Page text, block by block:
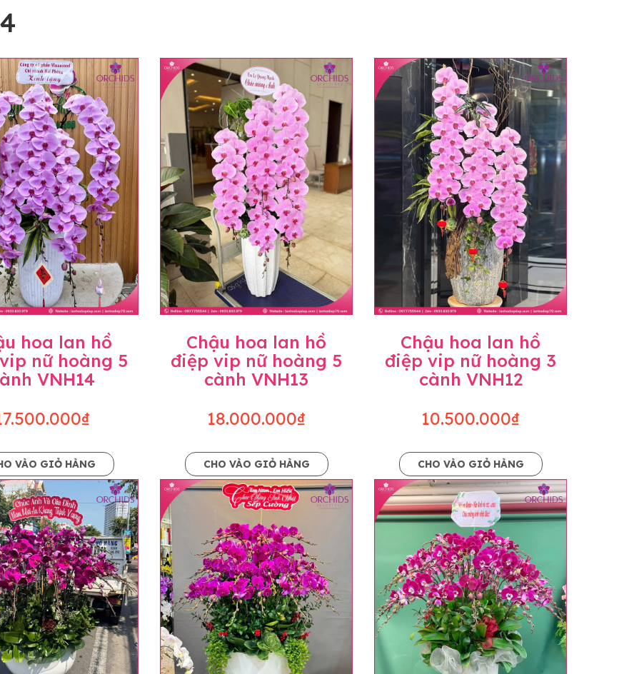
hoàn chỉnh sẽ được phối ghép từ nhiều cây hoa và tạo dáng hoàn toàn thủ công nên có thể sẽ
hình. Cây hoa lan còn phụ thuộc theo mùa và điều kiện khách quan, tùy vào thời điểm hoa nở
độ dầy hoa, thưa hoa và cách trang trí.
kết sản phẩm được thực hiện dựa trên mẫu đã chọn với mức độ giống mẫu khoảng 80-90%,
như phụ kiện trang trí chúng tôi sẽ chủ động liên lạc với khách hàng để thông báo và tư vấn
mức giá không thay đổi. Trường hợp không đủ thời gian hoặc không liên lạc được với người
hoa lan hồ
nữ hoàng 5
VNH14
VÀO GIỎ HÀNG
Chậu hoa lan hồ
điệp vip nữ hoàng 5
cành VNH13
18.000.000₫
CHO VÀO GIỎ HÀNG
Chậu hoa lan hồ
điệp vip nữ hoàng 3
cành VNH12
10.500.000₫
CHO VÀO GIỎ HÀNG